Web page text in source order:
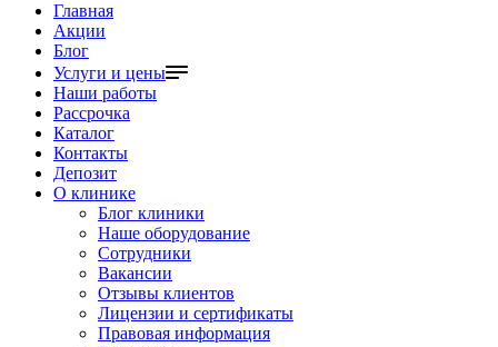
Главная
Акции
Блог
Услуги и цены
Наши работы
Рассрочка
Каталог
Контакты
Депозит
О клинике
Блог клиники
Наше оборудование
Сотрудники
Вакансии
Отзывы клиентов
Лицензии и сертификаты
Правовая информация